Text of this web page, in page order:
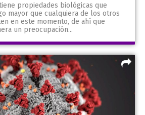
propiedades biológicas que
mayor que cualquiera de los otros
en este momento, de ahí que
un preocupación...